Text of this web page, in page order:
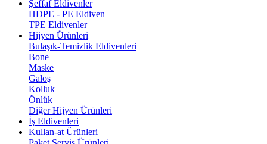
Şeffaf Eldivenler
HDPE - PE Eldiven
TPE Eldivenler
Hijyen Ürünleri
Bulaşık-Temizlik Eldivenleri
Bone
Maske
Galoş
Kolluk
Önlük
Diğer Hijyen Ürünleri
İş Eldivenleri
Kullan-at Ürünleri